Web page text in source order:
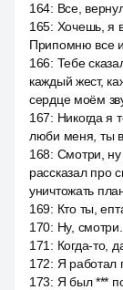
164: Все,
165: Хочешь, я в
Припомню все и
166: Тебе
каждый жест,
сердце моём
167: Никогда я
люби меня, ты
168: Смотри,
рассказал про
уничтожать
169: Кто ты,
170: Ну, смотри.
171 : Когда-то,
172: Я работал
173: Я был ***